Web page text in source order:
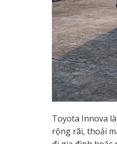
Toyota Innova
rộng rãi, thoải